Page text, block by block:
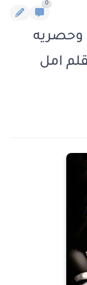
0
وحصريه
امل